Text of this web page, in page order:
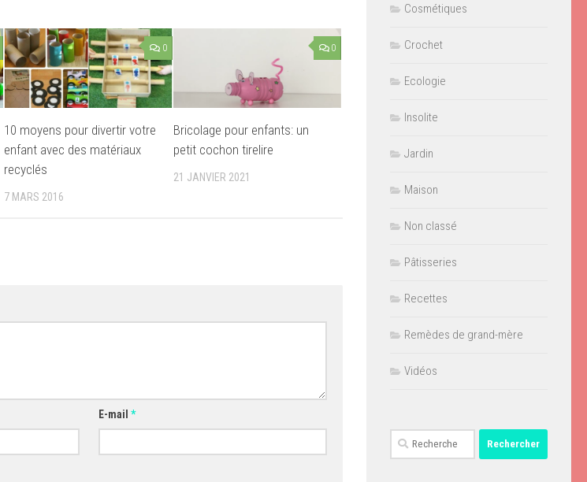
0
10 moyens pour divertir votre
enfant avec des matériaux
recyclés
7 MARS 2016
0
Bricolage pour enfants: un
petit cochon tirelire
21 JANVIER 2021
E-mail*
Cosmétiques
Crochet
Ecologie
Insolite
Jardin
Maison
Non classé
Pâtisseries
Recettes
Remèdes de grand-mère
Vidéos
Rechercher :